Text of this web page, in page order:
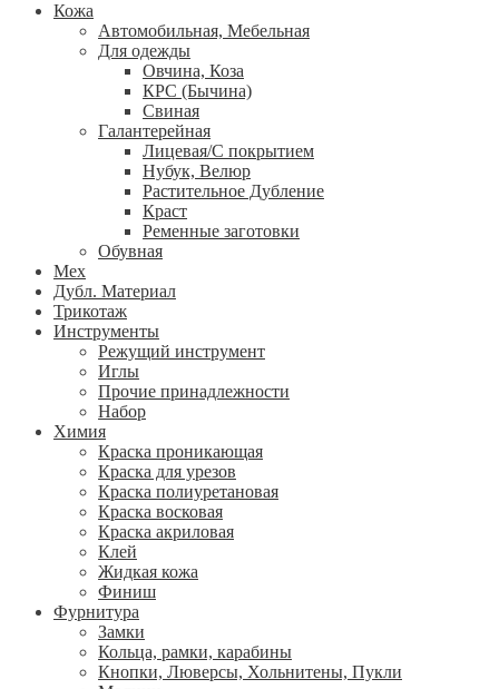
Кожа
Автомобильная, Мебельная
Для одежды
Овчина, Коза
КРС (Бычина)
Свиная
Галантерейная
Лицевая/С покрытием
Нубук, Велюр
Растительное Дубление
Краст
Ременные заготовки
Обувная
Мех
Дубл. Материал
Трикотаж
Инструменты
Режущий инструмент
Иглы
Прочие принадлежности
Набор
Химия
Краска проникающая
Краска для урезов
Краска полиуретановая
Краска восковая
Краска акриловая
Клей
Жидкая кожа
Финиш
Фурнитура
Замки
Кольца, рамки, карабины
Кнопки, Люверсы, Хольнитены, Пукли